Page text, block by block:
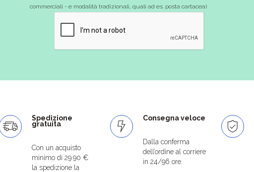
commerciali - e modalità tradizionali, quali ad es. posta cartacea)
Spedizione
gratuita
Con un acquisto
minimo di 29.90 €
la spedizione la
Consegna veloce
Dalla conferma
dell’ordine al corriere
in 24/96 ore.